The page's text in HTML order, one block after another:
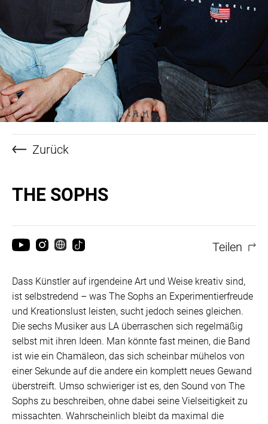
Zurück
THE SOPHS
Teilen
Dass Künstler auf irgendeine Art und Weise kreativ sind,
ist selbstredend – was The Sophs an Experimentierfreude
und Kreationslust leisten, sucht jedoch seines gleichen.
Die sechs Musiker aus LA überraschen sich regelmäßig
selbst mit ihren Ideen. Man könnte fast meinen, die Band
ist wie ein Chamäleon, das sich scheinbar mühelos von
einer Sekunde auf die andere ein komplett neues Gewand
überstreift. Umso schwieriger ist es, den Sound von The
Sophs zu beschreiben, ohne dabei seine Vielseitigkeit zu
missachten. Wahrscheinlich bleibt da maximal die